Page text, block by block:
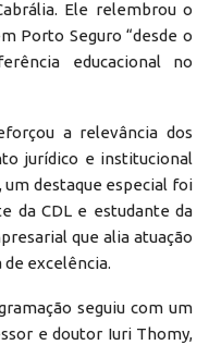
Ele relembrou o
Porto Seguro “desde o
educacional no
a relevância dos
jurídico e institucional
um destaque especial foi
da CDL e estudante da
que alia atuação
excelência.
seguiu com um
e doutor Iuri Thomy,